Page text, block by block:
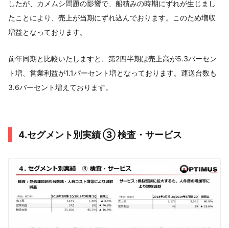
したが、カメムシ問題の影響で、船積みの時期にずれが生じまし
たことにより、売上が当期にずれ込んでおります。このため増収
増益となっております。
前年同期と比較いたしますと、第2四半期は売上高が5.3パーセン
ト増、営業利益が1.1パーセント増となっております。運送台数も
3.6パーセント増えております。
4.セグメント別実績 ③ 検査・サービス